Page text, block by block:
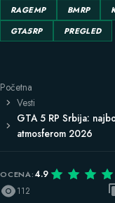
RAGEMP BMRP
GTA5RP
PREGLED
Početna
Vesti
GTA 5 RP Srbija:
atmosferom 2026
OCENA:4.9
112